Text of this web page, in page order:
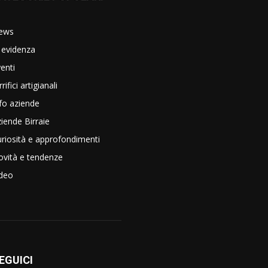
artigianali
aziende
Birraie
e approfondimenti
e tendenze